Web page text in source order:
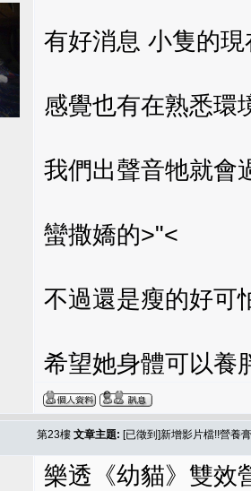
有好消息 小隻的
感覺也有在熟悉環
我們出聲音牠就會
蠻撒嬌的>"<
不過還是瘦的好可
希望她身體可以養
第23樓 文章主題: [已徵到]新增影片檔!!營養
樂透《幼貓》雙效